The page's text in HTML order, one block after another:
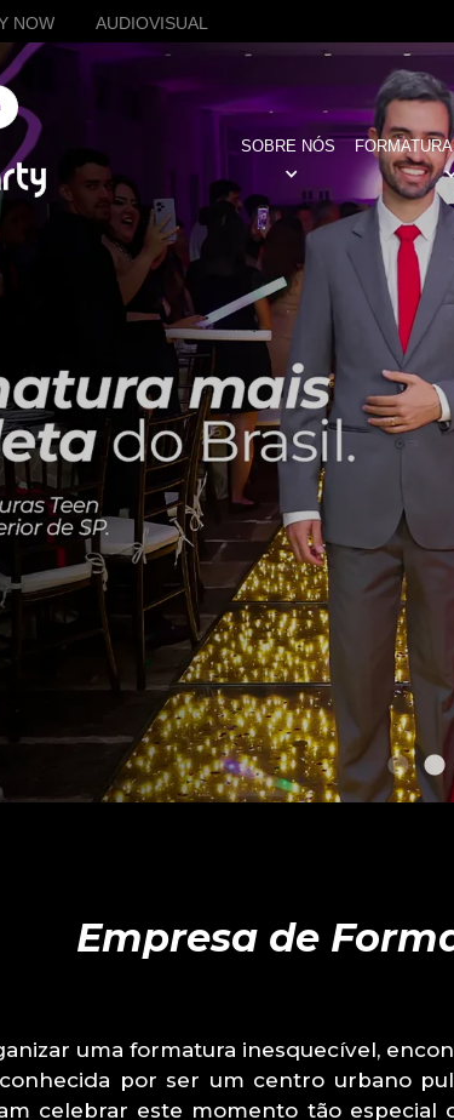
NOW AUDIOVISUAL
SOBRE NÓS
Empresa de
uma formatura inesquecível,
por ser um centro urbano
celebrar este momento tão especial